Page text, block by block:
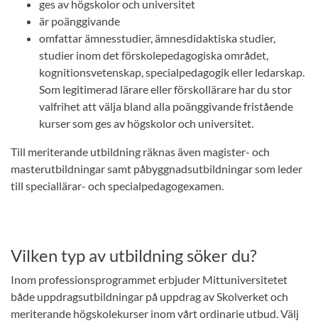
ges av högskolor och universitet
är poänggivande
omfattar ämnesstudier, ämnesdidaktiska studier,
studier inom det förskolepedagogiska området,
kognitionsvetenskap, specialpedagogik eller ledarskap.
Som legitimerad lärare eller förskollärare har du stor
valfrihet att välja bland alla poänggivande fristående
kurser som ges av högskolor och universitet.
Till meriterande utbildning räknas även magister- och
masterutbildningar samt påbyggnadsutbildningar som leder
till speciallärar- och specialpedagogexamen.
Vilken typ av utbildning söker du?
Inom professionsprogrammet erbjuder Mittuniversitetet
både uppdragsutbildningar på uppdrag av Skolverket och
meriterande högskolekurser inom vårt ordinarie utbud. Välj